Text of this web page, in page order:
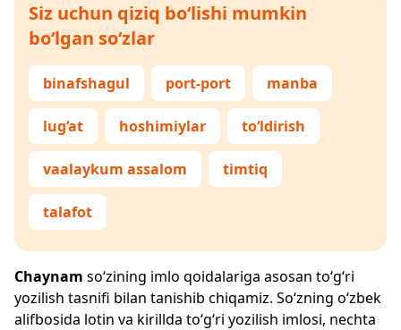
Siz uchun qiziq bo‘lishi mumkin
bo‘lgan so‘zlar
binafshagul port-port manba
lug‘at hoshimiylar to‘ldirish
vaalaykum assalom timtiq
talafot
Chaynam so‘zining imlo qoidalariga asosan to‘g‘ri
yozilish tasnifi bilan tanishib chiqamiz. So‘zning o‘zbek
alifbosida lotin va kirillda to‘g‘ri yozilish imlosi, nechta